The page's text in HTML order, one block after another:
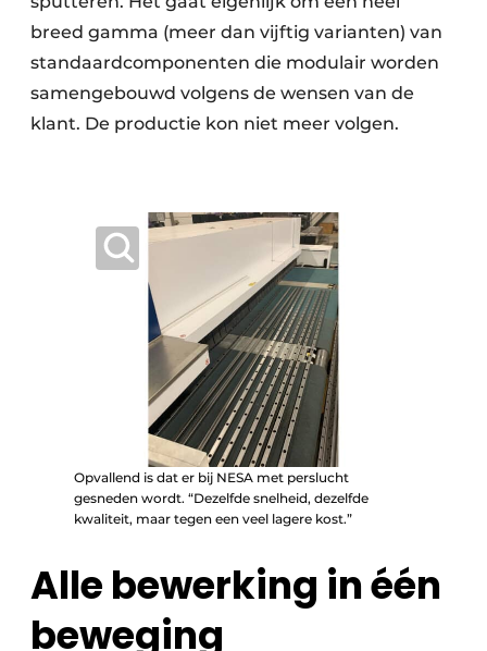
breed gamma (meer dan vijftig varianten) van
standaardcomponenten die modulair worden
samengebouwd volgens de wensen van de
klant. De productie kon niet meer volgen.
Opvallend is dat er bij NESA met perslucht
gesneden wordt. “Dezelfde snelheid, dezelfde
kwaliteit, maar tegen een veel lagere kost.”
Alle bewerking in één
beweging